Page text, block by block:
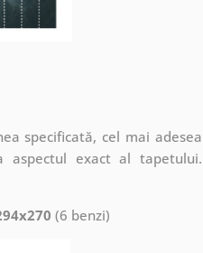
specificată, cel mai adesea
aspectul exact al tapetului.
(6 benzi)